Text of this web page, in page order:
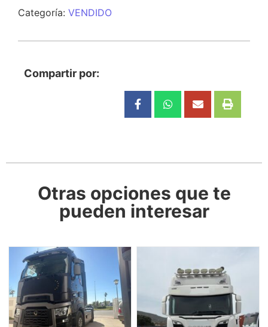
Categoría: VENDIDO
Compartir por:
Otras opciones que te
pueden interesar